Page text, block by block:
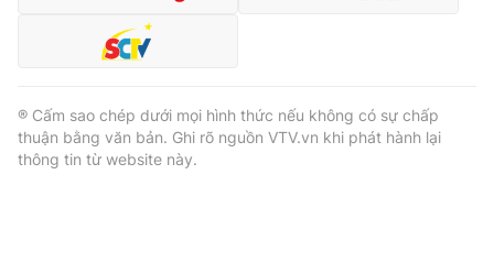
® Cấm sao chép dưới mọi hình thức nếu không có sự chấp
thuận bằng văn bản. Ghi rõ nguồn VTV.vn khi phát hành lại
thông tin từ website này.